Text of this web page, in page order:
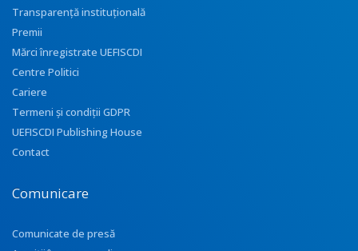
Transparenţă instituţională
Premii
Mărci înregistrate UEFISCDI
Centre Politici
Cariere
Termeni și condiții GDPR
UEFISCDI Publishing House
Contact
Comunicare
Comunicate de presă